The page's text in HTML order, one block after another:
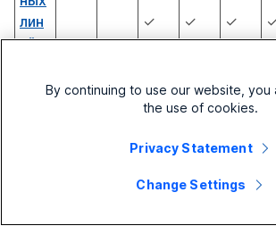
лин
ий
✓ ✓ ✓
By continuing to use our website, you
the use of cookies.
Privacy Statement
Change Settings